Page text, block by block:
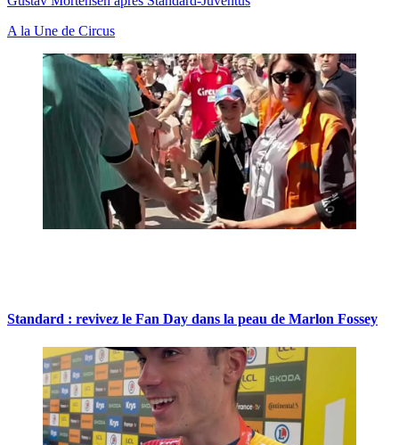
A la Une de Circus
Standard : revivez le Fan Day dans la peau de Marlon Fossey